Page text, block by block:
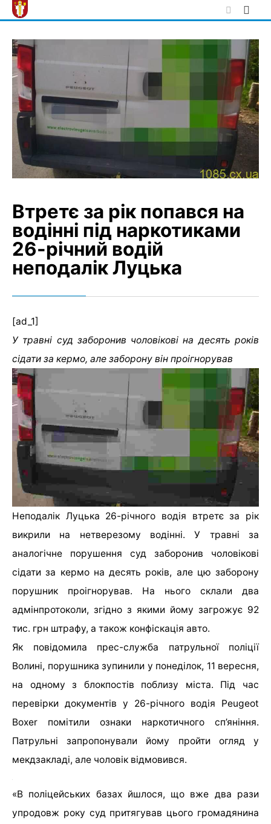
Skip
to
Втретє за рік попався на
водінні під наркотиками
26-річний водій
неподалік Луцька
[ad_1]
У травні суд заборонив чоловікові на десять років
сідати за кермо, але заборону він проігнорував
Неподалік Луцька 26-річного водія втретє за рік
викрили на нетверезому водінні. У травні за
аналогічне порушення суд заборонив чоловікові
сідати за кермо на десять років, але цю заборону
порушник проігнорував. На нього склали два
адмінпротоколи, згідно з якими йому загрожує 92
тис. грн штрафу, а також конфіскація авто.
Як повідомила прес-служба патрульної поліції
Волині, порушника зупинили у понеділок, 11 вересня,
на одному з блокпостів поблизу міста. Під час
перевірки документів у 26-річного водія Peugeot
Boxer помітили ознаки наркотичного сп’яніння.
Патрульні запропонували йому пройти огляд у
мекдзакладі, але чоловік відмовився.
«В поліцейських базах йшлося, що вже два рази
упродовж року суд притягував цього громадянина